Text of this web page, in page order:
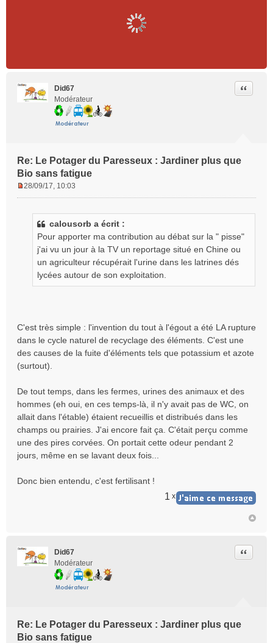
Did67
Modérateur
Re: Le Potager du Paresseux : Jardiner plus que
Bio sans fatigue
Citer
28/09/17, 10:03
calousorb a écrit :
Pour apporter ma contribution au débat sur la " pisse"
j'ai vu un jour à la TV un reportage situé en Chine ou
un agriculteur récupérait l'urine dans les latrines dés
lycées autour de son exploitation.
C'est très simple : l'invention du tout à l'égout a été LA rupture
dans le cycle naturel de recyclage des éléments. C'est une
des causes de la fuite d'éléments tels que potassium et azote
(surtout).
De tout temps, dans les fermes, urines des animaux et des
hommes (eh oui, en ces temps-là, il n'y avait pas de WC, on
allait dans l'étable) étaient recueillis et distribués dans les
champs ou prairies. J'ai encore fait ça. C'était perçu comme
une des pires corvées. On portait cette odeur pendant 2
jours, même en se lavant deux fois...
Donc bien entendu, c'est fertilisant !
1 x
Did67
Modérateur
Re: Le Potager du Paresseux : Jardiner plus que
Bio sans fatigue
Citer